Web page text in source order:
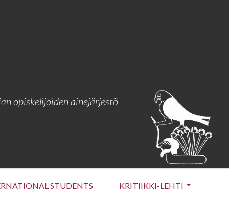
opiskelijoiden ainejärjestö
STUDENTS KRITIIKKI-LEHTI